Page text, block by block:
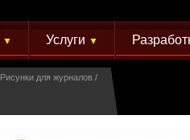
▼ Услуги ▼
Рисунки для журналов